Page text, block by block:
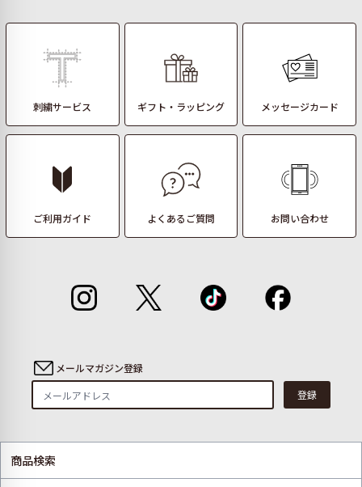
刺繍サービス ギフト・ラッピング メッセージカード
ご利用ガイド よくあるご質問 お問い合わせ
メールマガジン登録
登録
商品検索